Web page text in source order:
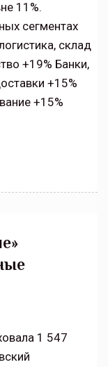
11%.
сегментах
склад
+19% Банки,
+15%
+15%
1 547